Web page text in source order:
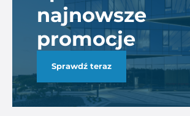
najnowsze
promocje
Sprawdź teraz